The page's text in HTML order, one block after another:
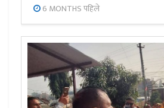
6 MONTHS पहिले